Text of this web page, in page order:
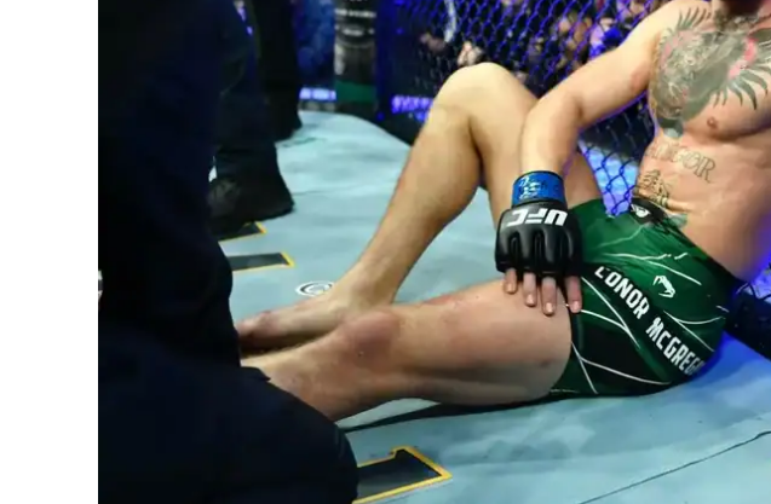
iCHAIT
Aprenda tudo sobre
Inteligência Artificial